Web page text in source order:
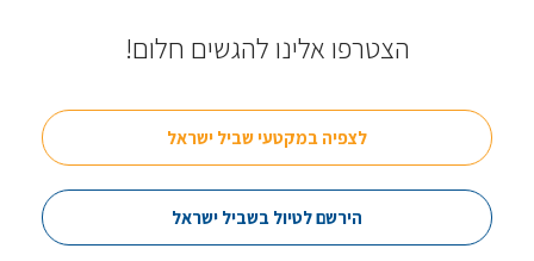
הצטרפו אלינו להגשים חלום!
לצפיה במקטעי שביל ישראל
הירשם לטיול בשביל ישראל